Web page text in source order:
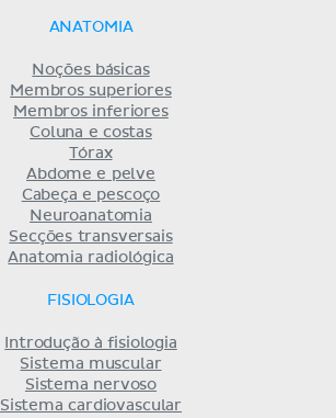
ANATOMIA
Noções básicas
Membros superiores
Membros inferiores
Coluna e costas
Tórax
Abdome e pelve
Cabeça e pescoço
Neuroanatomia
Secções transversais
Anatomia radiológica
FISIOLOGIA
Introdução à fisiologia
Sistema muscular
Sistema nervoso
Sistema cardiovascular